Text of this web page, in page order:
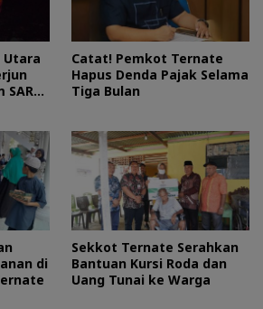
Utara
SAR
Catat! Pemkot Ternate
Hapus Denda Pajak Selama
Tiga Bulan
di
Sekkot Ternate Serahkan
Bantuan Kursi Roda dan
Uang Tunai ke Warga